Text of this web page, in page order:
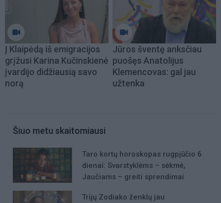
Į Klaipėdą iš emigracijos
grįžusi Karina Kučinskienė
įvardijo didžiausią savo
norą
Jūros šventę anksčiau
puošęs Anatolijus
Klemencovas: gal jau
užtenka
Šiuo metu skaitomiausi
Taro kortų horoskopas rugpjūčio 6
dienai: Svarstyklėms – sėkmė,
Jaučiams – greiti sprendimai
Trijų Zodiako ženklų jau